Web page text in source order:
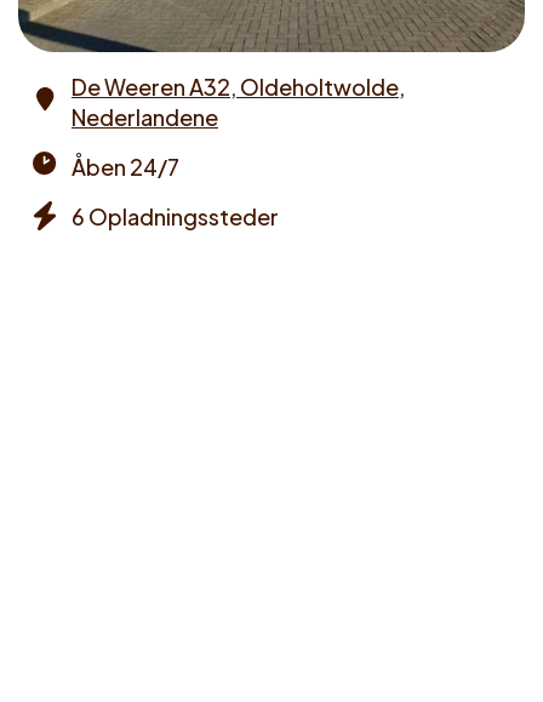
Address
De Weeren A32, Oldeholtwolde,
Nederlandene
times
Åben 24/7
6 Opladningssteder